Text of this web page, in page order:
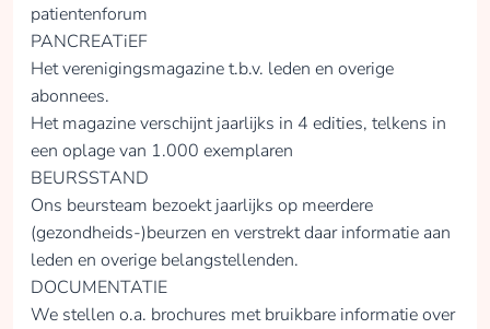
patientenforum
PANCREATiEF
Het verenigingsmagazine t.b.v. leden en overige
abonnees.
Het magazine verschijnt jaarlijks in 4 edities, telkens in
een oplage van 1.000 exemplaren
BEURSSTAND
Ons beursteam bezoekt jaarlijks op meerdere
(gezondheids-)beurzen en verstrekt daar informatie aan
leden en overige belangstellenden.
DOCUMENTATIE
We stellen o.a. brochures met bruikbare informatie over